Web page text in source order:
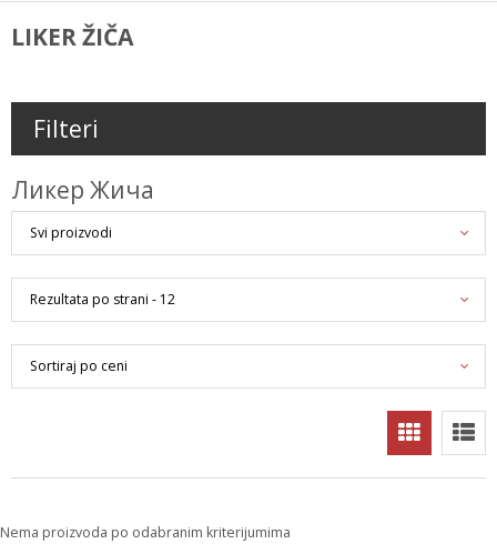
LIKER ŽIČA
Filteri
Ликер Жича
Nema proizvoda po odabranim kriterijumima